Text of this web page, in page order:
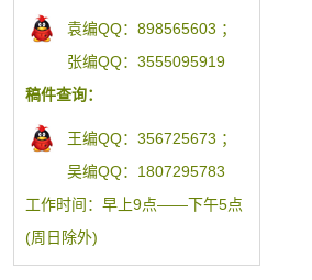
袁编QQ：898565603 ；
张编QQ：3555095919
稿件查询：
王编QQ：356725673 ；
吴编QQ：1807295783
工作时间：早上9点——下午5点
(周日除外)